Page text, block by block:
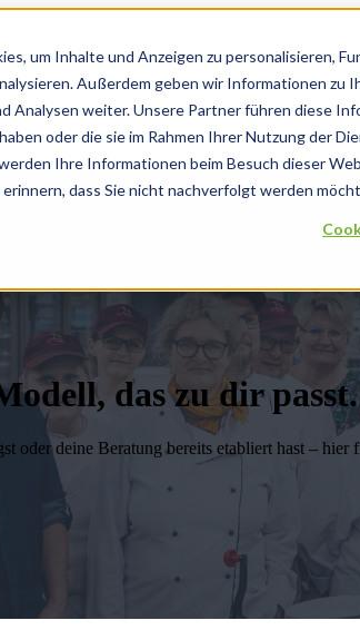
um Inhalte und Anzeigen zu personalisieren,
Außerdem geben wir Informationen
Analysen weiter. Unsere Partner führen diese
oder die sie im Rahmen Ihrer Nutzung der
Ihre Informationen beim Besuch dieser
dass Sie nicht nachverfolgt werden
das zu dir passt.
oder deine Beratung bereits etabliert hast –